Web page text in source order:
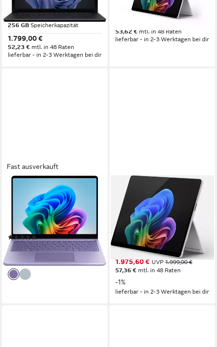
13.5 Zoll Bildschirmdiagonale
32 GB Arbeitsspeicher
256 GB Speicherkapazität
1.799,00 €
52,23 € mtl. in 48 Raten
lieferbar - in 2-3 Werktagen bei dir
13 Zoll Bildschirmdiagonale
53,62 € mtl. in 48 Raten
lieferbar - in 2-3 Werktagen bei dir
Fast ausverkauft
Surface 13" Notebook
13 Zoll Bildschirmdiagonale
Qualcomm Snapdragon X Plus
Adreno
Grafikkarte
(1)
ab 1.349,00 €
mtl. in 48 Raten
lieferbar - in 3-4 Werktagen bei dir
MICROSOFT
Microsoft Surface Pro 11
Tablet 13", Core Ultra 5 236V,
16GB RAM, 256 Notebook
13 Zoll
Bildschirmdiagonale
Intel Arc Graphics 130V
Grafikkarte
16 GB Arbeitsspeicher
1.975,60 € UVP 1.999,00 €
57,36 € mtl. in 48 Raten
-1%
lieferbar - in 2-3 Werktagen bei dir